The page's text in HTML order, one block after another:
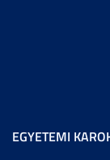
EGYETEMI